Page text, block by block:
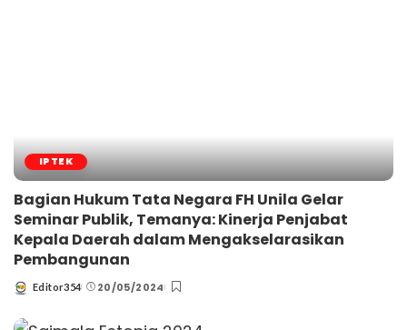
IPTEK
Bagian Hukum Tata Negara FH Unila Gelar
Seminar Publik, Temanya: Kinerja Penjabat
Kepala Daerah dalam Mengakselarasikan
Pembangunan
Posted
Editor354 20/05/2024